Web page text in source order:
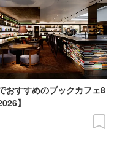
おすすめのブックカフェ8
】